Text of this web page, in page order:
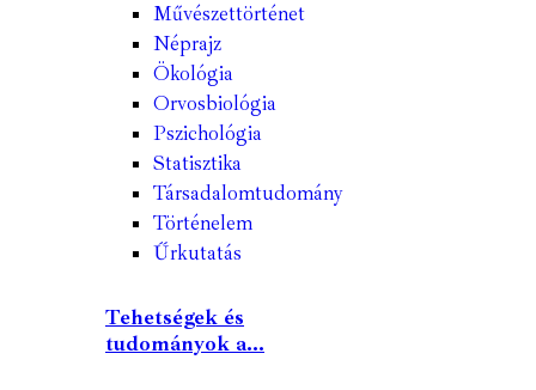
Művészettörténet
Néprajz
Ökológia
Orvosbiológia
Pszichológia
Statisztika
Társadalomtudomány
Történelem
Űrkutatás
Tehetségek és
tudományok a...